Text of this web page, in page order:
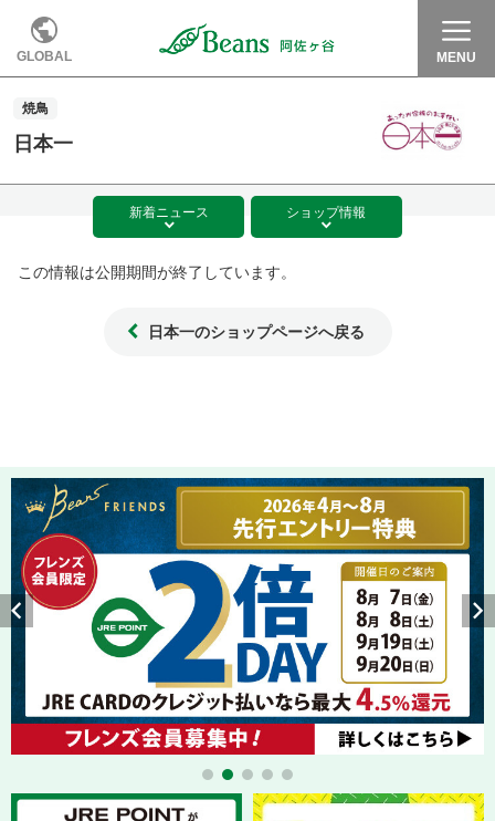
GLOBAL MENU
焼鳥
日本一
新着ニュース ショップ情報
この情報は公開期間が終了しています。
日本一のショップページへ戻る